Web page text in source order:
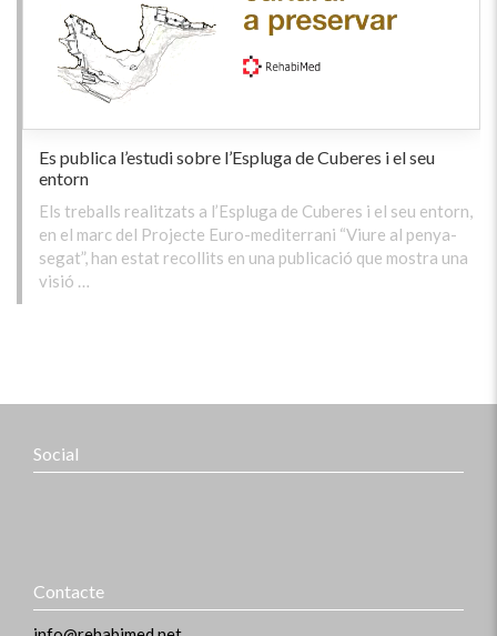
Es publica l’estudi sobre l’Espluga de Cuberes i el seu
entorn
Els treballs realitzats a l’Espluga de Cuberes i el seu entorn,
en el marc del Projecte Euro-mediterrani “Viure al penya-
segat”, han estat recollits en una publicació que mostra una
visió …
Social
Contacte